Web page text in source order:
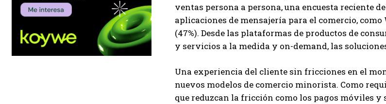
ventas persona a persona, una encuesta reciente
aplicaciones de mensajería para el comercio,
(47%). Desde las plataformas de productos de
y servicios a la medida y on-demand, las
Una experiencia del cliente sin fricciones en el
nuevos modelos de comercio minorista. Como
que reduzcan la fricción como los pagos móviles